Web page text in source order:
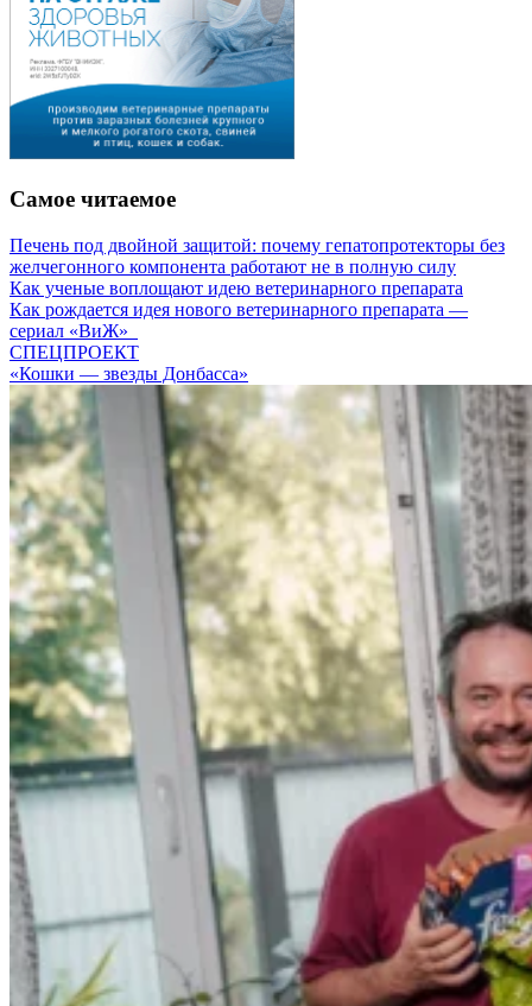
Самое читаемое
Печень под двойной защитой: почему гепатопротекторы без
желчегонного компонента работают не в полную силу
Как ученые воплощают идею ветеринарного препарата
Как рождается идея нового ветеринарного препарата —
сериал «ВиЖ»
СПЕЦПРОЕКТ
«Кошки — звезды Донбасса»